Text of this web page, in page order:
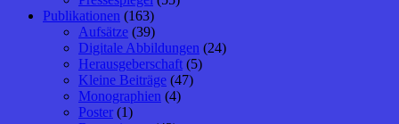
Publikationen (163)
Aufsätze (39)
Digitale Abbildungen (24)
Herausgeberschaft (5)
Kleine Beiträge (47)
Monographien (4)
Poster (1)